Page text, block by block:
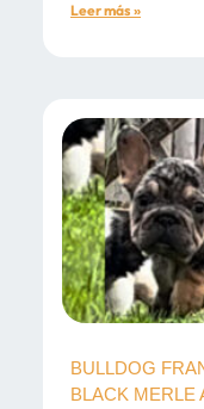
Leer más »
BULLDOG
BLACK MERLE